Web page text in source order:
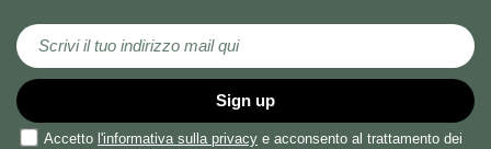
Iscriviti alla nostra Newsletter:
Sign up
Accetto l'informativa sulla privacy e acconsento al trattamento dei